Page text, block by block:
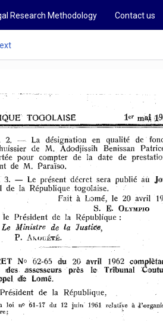
Research Methodology Contact us
TOGOLAISE
2. La désignaüonen qualité de'
de M. Adodjissih Benissan
pour compter de la date de
de M.
Para'islÛ.
3. Le présent décret sera publié àù
de la République togobise.
Fait à Lomé, le 20 avril
S. E. OLYMPIO
le Président de la République:
Le
Ministre de la Justice,
P. Ah.OCÉTÉ.
No 62-65 du 20 avril
des. assesseurs' 'ptrès le'
o:e Lomé.
Président de la République,
loi nO lB -17 du 12 juin 1961 relati:V.e à